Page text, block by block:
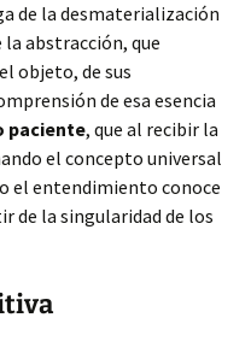
de la desmaterialización
abstracción, que
objeto, de sus
de esa esencia
paciente, que al recibir la
el concepto universal
el entendimiento conoce
de la singularidad de los